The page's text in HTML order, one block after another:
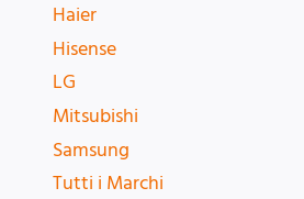
Haier
Hisense
LG
Mitsubishi
Samsung
Tutti i Marchi